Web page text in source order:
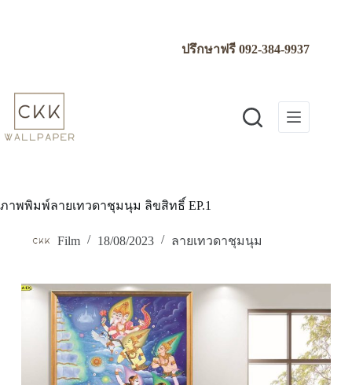
ปรึกษาฟรี092-384-9937
ภาพพิมพ์ลายเทวดาชุมนุม ลิขสิทธิ์ EP.1
Film 18/08/2023 ลายเทวดาชุมนุม